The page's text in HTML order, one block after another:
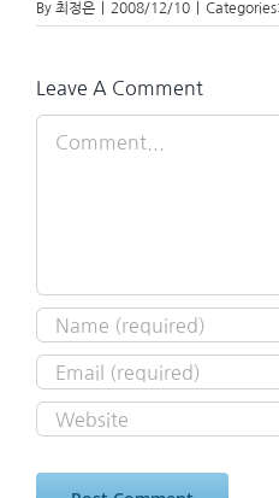
By 최정은 2008/12/10 Categories:
Leave A Comment